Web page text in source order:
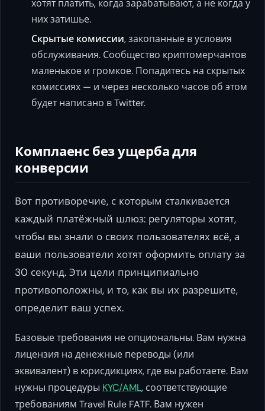
хотят платить, когда зарабатывают, а не когда у
них затишье.
Скрытые комиссии, закопанные в условия
обслуживания. Сообщество криптомерчантов
маленькое и громкое. Попадитесь на скрытых
комиссиях — и через несколько часов об этом
будет написано в Twitter.
Комплаенс без ущерба для
конверсии
Вот противоречие, с которым сталкивается
каждый платёжный шлюз: регуляторы хотят,
чтобы вы знали о своих пользователях всё, а
ваши пользователи хотят оформить оплату за
30 секунд. Эти цели принципиально
противоположны, и то, как вы их разрешите,
определит ваш успех.
Базовые требования не опциональны. Вам нужна
лицензия на денежные переводы (или
эквивалент) в юрисдикциях, где вы работаете. Вам
нужны процедуры KYC/AML, соответствующие
требованиям Travel Rule FATF. Вам нужен